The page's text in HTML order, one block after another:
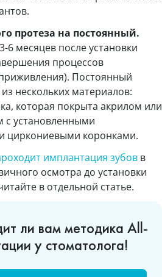
протеза на постоянный.
6 месяцев после установки
процессов
Постоянный
нескольких материалов:
которая покрыта акрилом или
с установленными
циркониевыми коронками.
имплантация зубов в
осмотра до установки
в отдельной статье.
ли вам методика All-
у стоматолога!